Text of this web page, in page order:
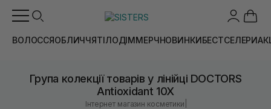
ВОЛОССЯОБЛИЧЧЯТІЛОДІММЕРЧНОВИНКИБЕСТСЕЛЕРИ
Група колекції товарів у лінійці DOCTORS
Antioxidant 10X
Інтернет магазин косметики